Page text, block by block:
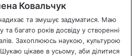
Ковальчук
та змушує задуматися. Маю
та багато років досвіду у створенні
Захоплююсь наукою, культурою
Шукаю цікаве в усьому, аби ділитися